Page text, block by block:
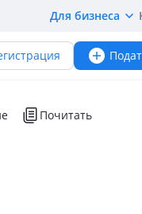
Для бизнеса
Почитать